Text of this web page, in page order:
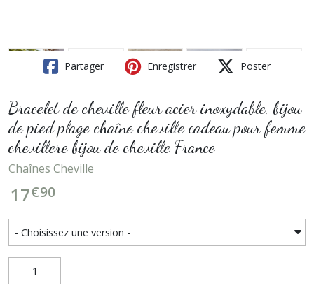
Partager Enregistrer Poster
Bracelet de cheville fleur acier inoxydable, bijou
de pied plage chaîne cheville cadeau pour femme
chevillere bijou de cheville France
Chaînes Cheville
17€90